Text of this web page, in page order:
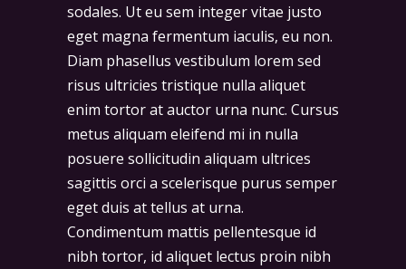
sodales. Ut eu sem integer vitae justo
eget magna fermentum iaculis, eu non.
Diam phasellus vestibulum lorem sed
risus ultricies tristique nulla aliquet
enim tortor at auctor urna nunc. Cursus
metus aliquam eleifend mi in nulla
posuere sollicitudin aliquam ultrices
sagittis orci a scelerisque purus semper
eget duis at tellus at urna.
Condimentum mattis pellentesque id
nibh tortor, id aliquet lectus proin nibh